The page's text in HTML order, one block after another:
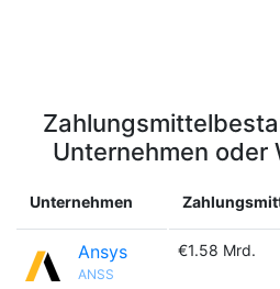
Unternehmen oder
Unternehmen
Ansys
ANSS
€1.58 Mrd.